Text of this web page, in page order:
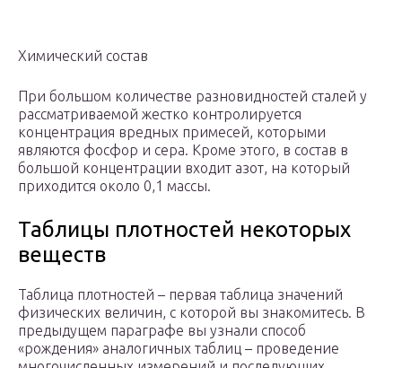
Химический состав
При большом количестве разновидностей сталей у
рассматриваемой жестко контролируется
концентрация вредных примесей, которыми
являются фосфор и сера. Кроме этого, в состав в
большой концентрации входит азот, на который
приходится около 0,1 массы.
Таблицы плотностей некоторых
веществ
Таблица плотностей – первая таблица значений
физических величин, с которой вы знакомитесь. В
предыдущем параграфе вы узнали способ
«рождения» аналогичных таблиц – проведение